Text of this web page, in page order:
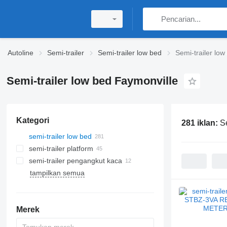
Autoline Semi-trailer Semi-trailer low bed Semi-trailer
Semi-trailer low bed Faymonville
Kategori
semi-trailer low bed
semi-trailer platform
semi-trailer pengangkut kaca
tampilkan semua
Merek
281 iklan: